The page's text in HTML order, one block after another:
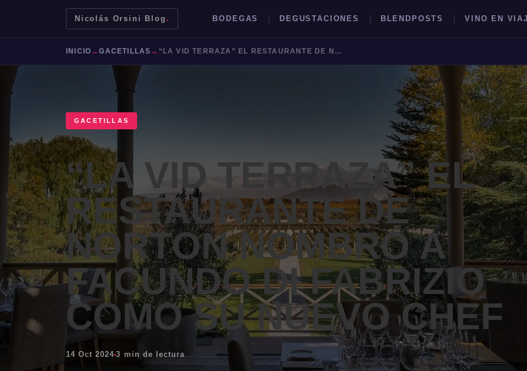
Nicolás Orsini Blog . BODEGAS DEGUSTACIONES BLENDPOSTS VINO EN
Mendoza Malbec Bodegas Jujuy
INICIO →GACETILLAS → “LA VID TERRAZA” EL RESTAURANTE DE NORTON NOMBRÓ A FACUNDO DI FABRIZIO COMO SU NUEVO CHEF
GACETILLAS
“LA VID TERRAZA” EL
RESTAURANTE DE
NORTON NOMBRÓ A
FACUNDO DI FABRIZIO
COMO SU NUEVO CHEF
14 Oct 2024 3 min de lectura